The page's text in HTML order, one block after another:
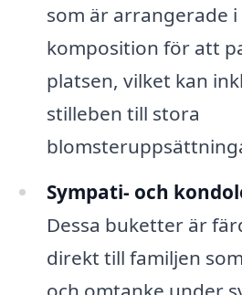
som är arrangerade i
komposition för att
platsen, vilket kan
stilleben till stora
Sympati- och
Dessa buketter är
direkt till familjen